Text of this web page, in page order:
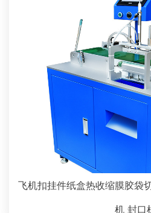
飞机扣挂件纸盒热收缩膜胶袋
机 封口